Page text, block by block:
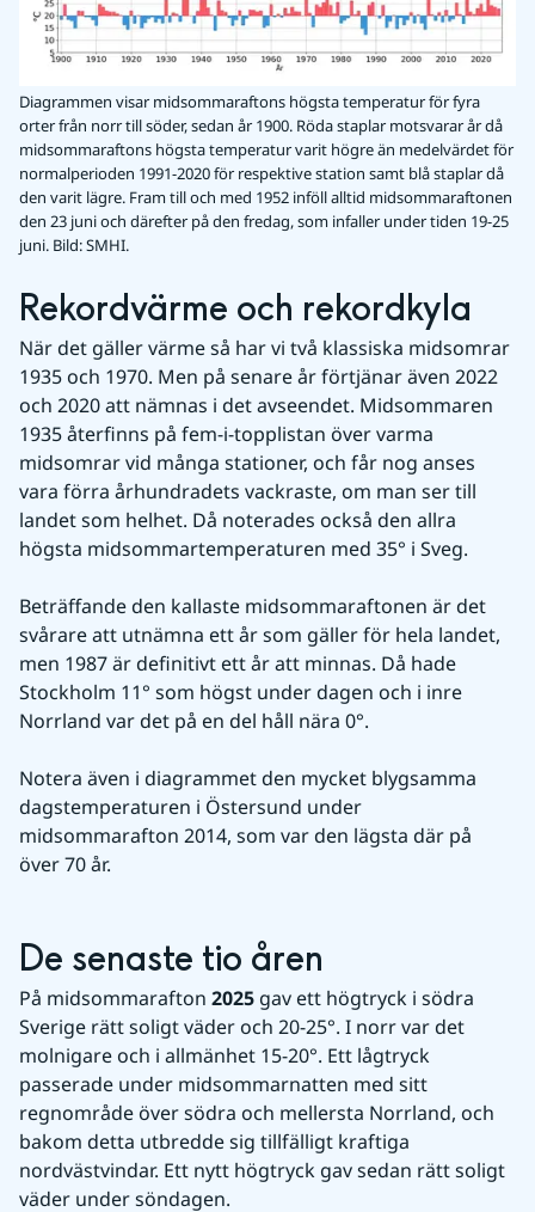
Diagrammen visar midsommaraftons högsta temperatur för fyra
orter från norr till söder, sedan år 1900. Röda staplar motsvarar år då
midsommaraftons högsta temperatur varit högre än medelvärdet för
normalperioden 1991-2020 för respektive station samt blå staplar då
den varit lägre. Fram till och med 1952 inföll alltid midsommaraftonen
den 23 juni och därefter på den fredag, som infaller under tiden 19-25
juni. Bild: SMHI.
Rekordvärme och rekordkyla
När det gäller värme så har vi två klassiska midsomrar
1935 och 1970. Men på senare år förtjänar även 2022
och 2020 att nämnas i det avseendet. Midsommaren
1935 återfinns på fem-i-topplistan över varma
midsomrar vid många stationer, och får nog anses
vara förra århundradets vackraste, om man ser till
landet som helhet. Då noterades också den allra
högsta midsommartemperaturen med 35° i Sveg.
Beträffande den kallaste midsommaraftonen är det
svårare att utnämna ett år som gäller för hela landet,
men 1987 är definitivt ett år att minnas. Då hade
Stockholm 11° som högst under dagen och i inre
Norrland var det på en del håll nära 0°.
Notera även i diagrammet den mycket blygsamma
dagstemperaturen i Östersund under
midsommarafton 2014, som var den lägsta där på
över 70 år.
De senaste tio åren
På midsommarafton 2025 gav ett högtryck i södra
Sverige rätt soligt väder och 20-25°. I norr var det
molnigare och i allmänhet 15-20°. Ett lågtryck
passerade under midsommarnatten med sitt
regnområde över södra och mellersta Norrland, och
bakom detta utbredde sig tillfälligt kraftiga
nordvästvindar. Ett nytt högtryck gav sedan rätt soligt
väder under söndagen.